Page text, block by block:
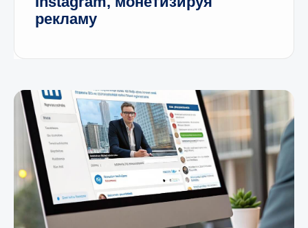
рекламу
Я согласен с политикой
обработки персональных
данных
Отправить